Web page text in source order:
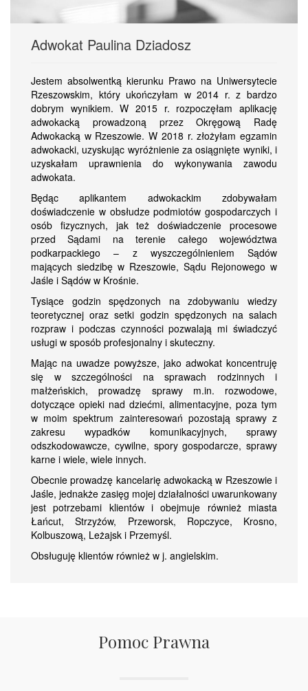
Adwokat Paulina Dziadosz
Jestem absolwentką kierunku Prawo na Uniwersytecie
Rzeszowskim, który ukończyłam w 2014 r. z bardzo
dobrym wynikiem. W 2015 r. rozpoczęłam aplikację
adwokacką prowadzoną przez Okręgową Radę
Adwokacką w Rzeszowie. W 2018 r. złożyłam egzamin
adwokacki, uzyskując wyróżnienie za osiągnięte wyniki, i
uzyskałam uprawnienia do wykonywania zawodu
adwokata.
Będąc aplikantem adwokackim zdobywałam
doświadczenie w obsłudze podmiotów gospodarczych i
osób fizycznych, jak też doświadczenie procesowe
przed Sądami na terenie całego województwa
podkarpackiego – z wyszczególnieniem Sądów
mających siedzibę w Rzeszowie, Sądu Rejonowego w
Jaśle i Sądów w Krośnie.
Tysiące godzin spędzonych na zdobywaniu wiedzy
teoretycznej oraz setki godzin spędzonych na salach
rozpraw i podczas czynności pozwalają mi świadczyć
usługi w sposób profesjonalny i skuteczny.
Mając na uwadze powyższe, jako adwokat koncentruję
się w szczególności na sprawach rodzinnych i
małżeńskich, prowadzę sprawy m.in. rozwodowe,
dotyczące opieki nad dziećmi, alimentacyjne, poza tym
w moim spektrum zainteresowań pozostają sprawy z
zakresu wypadków komunikacyjnych, sprawy
odszkodowawcze, cywilne, spory gospodarcze, sprawy
karne i wiele, wiele innych.
Obecnie prowadzę kancelarię adwokacką w Rzeszowie i
Jaśle, jednakże zasięg mojej działalności uwarunkowany
jest potrzebami klientów i obejmuje również miasta
Łańcut, Strzyżów, Przeworsk, Ropczyce, Krosno,
Kolbuszową, Leżajsk i Przemyśl.
Obsługuję klientów również w j. angielskim.
Pomoc Prawna